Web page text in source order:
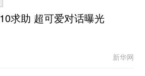
求助 超可爱对话曝光
新华网